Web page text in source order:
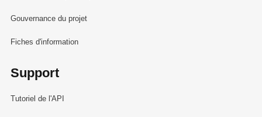
Gouvernance du projet
Fiches d'information
Support
Tutoriel de l'API